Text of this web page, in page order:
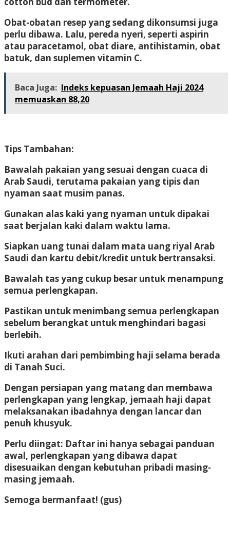
Obat-obatan resep yang sedang dikonsumsi juga
perlu dibawa. Lalu, pereda nyeri, seperti aspirin
atau paracetamol, obat diare, antihistamin, obat
batuk, dan suplemen vitamin C.
Baca Juga: Indeks kepuasan Jemaah Haji 2024
memuaskan 88,20
Tips Tambahan:
Bawalah pakaian yang sesuai dengan cuaca di
Arab Saudi, terutama pakaian yang tipis dan
nyaman saat musim panas.
Gunakan alas kaki yang nyaman untuk dipakai
saat berjalan kaki dalam waktu lama.
Siapkan uang tunai dalam mata uang riyal Arab
Saudi dan kartu debit/kredit untuk bertransaksi.
Bawalah tas yang cukup besar untuk menampung
semua perlengkapan.
Pastikan untuk menimbang semua perlengkapan
sebelum berangkat untuk menghindari bagasi
berlebih.
Ikuti arahan dari pembimbing haji selama berada
di Tanah Suci.
Dengan persiapan yang matang dan membawa
perlengkapan yang lengkap, jemaah haji dapat
melaksanakan ibadahnya dengan lancar dan
penuh khusyuk.
Perlu diingat: Daftar ini hanya sebagai panduan
awal, perlengkapan yang dibawa dapat
disesuaikan dengan kebutuhan pribadi masing-
masing jemaah.
Semoga bermanfaat! (gus)